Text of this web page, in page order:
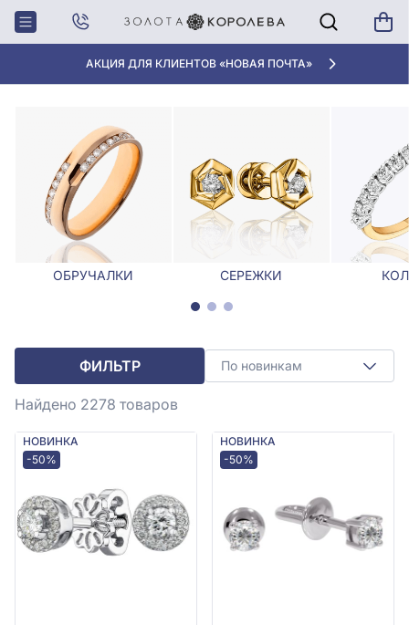
АКЦИЯ ДЛЯ КЛИЕНТОВ «НОВАЯ ПОЧТА»
Главная Бриллианты
БРИЛЛИАНТЫ
ОБРУЧАЛКИ СЕРЕЖКИ
ФИЛЬТР По новинкам
Найдено 2278 товаров
НОВИНКА
-50%
НОВИНКА
-50%